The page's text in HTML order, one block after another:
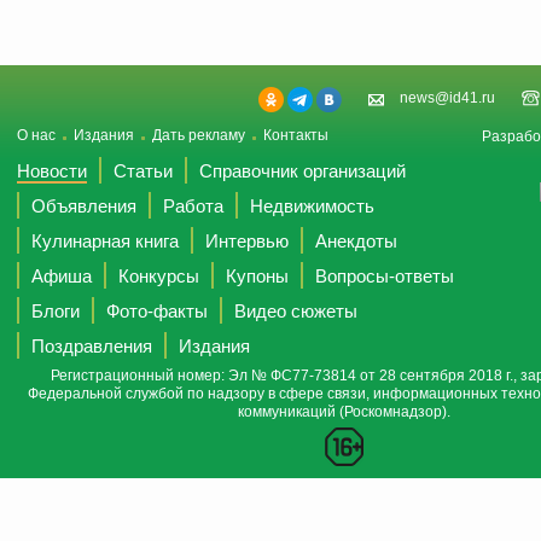
news@id41.ru
О нас Издания Дать рекламу Контакты
Новости Статьи
Справочник организаций
Объявления
Работа
Недвижимость
Кулинарная книга
Интервью
Анекдоты
Афиша
Конкурсы Купоны
Вопросы-ответы
Блоги
Фото-факты
Видео сюжеты
Поздравления
Издания
Регистрационный номер: Эл № ФС77-73814 от 28 сентября 2018 г.,
Федеральной службой по надзору в сфере связи, информационных
коммуникаций (Роскомнадзор).